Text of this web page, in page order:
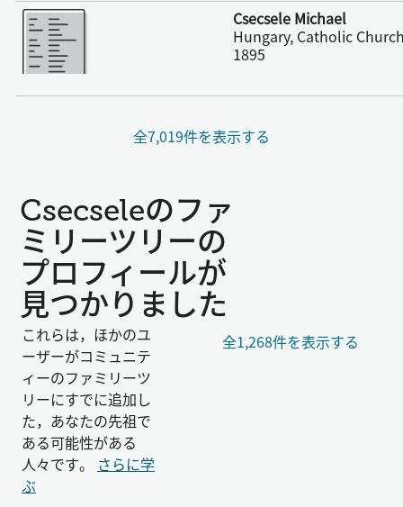
さらに表示
Csecsele Michael
Hungary, Catholic
1895
全7,019件を表示する
Csecseleのファ
ミリーツリーの
プロフィールが
見つかりました
これらは，ほかのユ
ーザーがコミュニテ
ィーのファミリーツ
リーにすでに追加し
た，あなたの先祖で
ある可能性がある
人々です。 さらに学
ぶ
全1,268件を表示する